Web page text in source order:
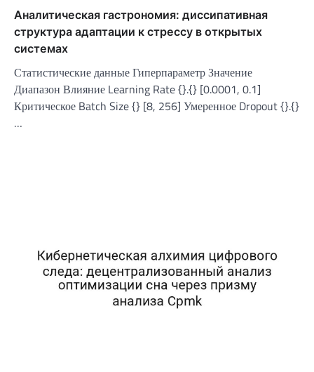
Аналитическая гастрономия: диссипативная
структура адаптации к стрессу в открытых
системах
Статистические данные Гиперпараметр Значение
Диапазон Влияние Learning Rate {}.{} [0.0001, 0.1]
Критическое Batch Size {} [8, 256] Умеренное Dropout {}.{}
…